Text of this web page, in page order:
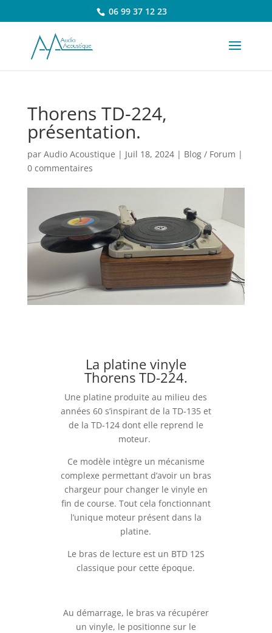
06 99 37 12 23
Thorens TD-224,
présentation.
par Audio Acoustique | Juil 18, 2024| Blog / Forum |
0 commentaires
La platine vinyle
Thorens TD-224.
Une platine produite au milieu des
années 60 s’inspirant de la TD-135 et
de la TD-124 dont elle reprend le
moteur.
Ce modèle intègre un mécanisme
complexe permettant d’avoir un bras
chargeur pour changer le vinyle en
fin de course. Tout cela fonctionnant
l’unique moteur présent dans la
platine.
Le bras de lecture est un BTD 12S
classique pour cette époque.
Au démarrage, le bras va récupérer
un vinyle, le positionne sur le